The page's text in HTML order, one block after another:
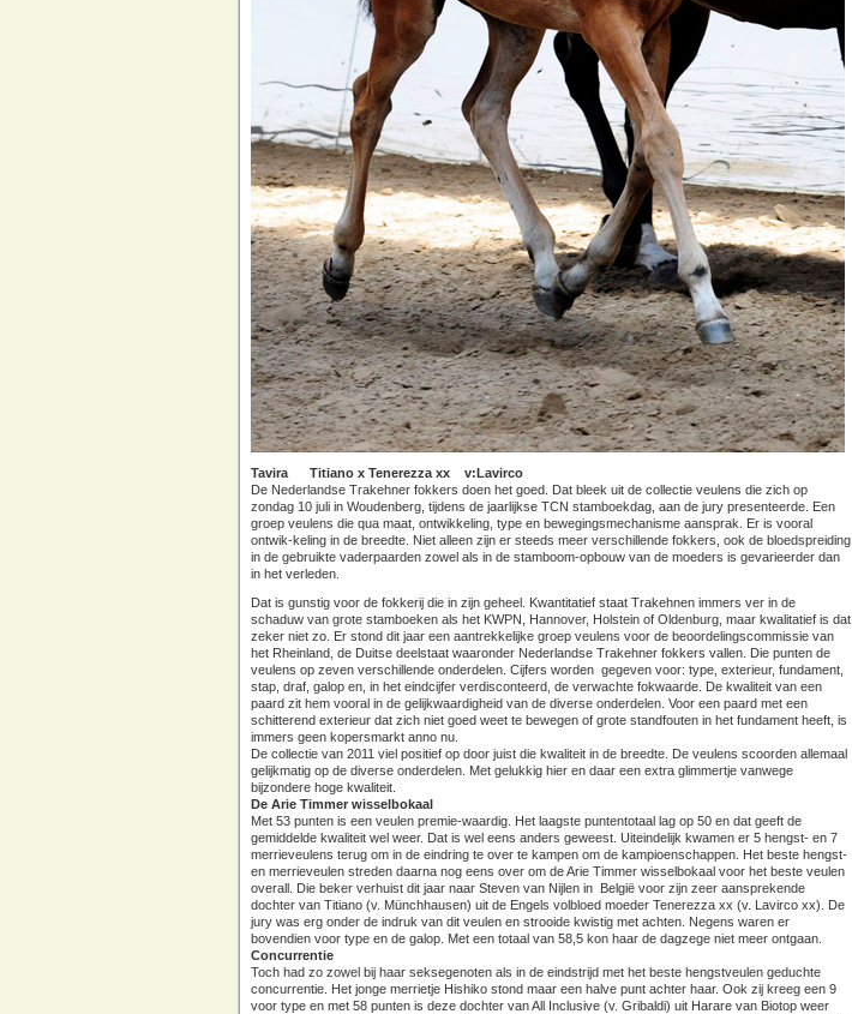
Tavira Titiano x Tenerezza xx v:Lavirco
De Nederlandse Trakehner fokkers doen het goed. Dat bleek uit de collectie veulens die zich op
zondag 10 juli in Woudenberg, tijdens de jaarlijkse TCN stamboekdag, aan de jury presenteerde. Een
groep veulens die qua maat, ontwikkeling, type en bewegingsmechanisme aansprak. Er is vooral
ontwik-keling in de breedte. Niet alleen zijn er steeds meer verschillende fokkers, ook de bloedspreiding
in de gebruikte vaderpaarden zowel als in de stamboom-opbouw van de moeders is gevarieerder dan
in het verleden.
Dat is gunstig voor de fokkerij die in zijn geheel. Kwantitatief staat Trakehnen immers ver in de
schaduw van grote stamboeken als het KWPN, Hannover, Holstein of Oldenburg, maar kwalitatief is dat
zeker niet zo. Er stond dit jaar een aantrekkelijke groep veulens voor de beoordelingscommissie van
het Rheinland, de Duitse deelstaat waaronder Nederlandse Trakehner fokkers vallen. Die punten de
veulens op zeven verschillende onderdelen. Cijfers worden gegeven voor: type, exterieur, fundament,
stap, draf, galop en, in het eindcijfer verdisconteerd, de verwachte fokwaarde. De kwaliteit van een
paard zit hem vooral in de gelijkwaardigheid van de diverse onderdelen. Voor een paard met een
schitterend exterieur dat zich niet goed weet te bewegen of grote standfouten in het fundament heeft, is
immers geen kopersmarkt anno nu.
De collectie van 2011 viel positief op door juist die kwaliteit in de breedte. De veulens scoorden allemaal
gelijkmatig op de diverse onderdelen. Met gelukkig hier en daar een extra glimmertje vanwege
bijzondere hoge kwaliteit.
De Arie Timmer wisselbokaal
Met 53 punten is een veulen premie-waardig. Het laagste puntentotaal lag op 50 en dat geeft de
gemiddelde kwaliteit wel weer. Dat is wel eens anders geweest. Uiteindelijk kwamen er 5 hengst- en 7
merrieveulens terug om in de eindring te over te kampen om de kampioenschappen. Het beste hengst-
en merrieveulen streden daarna nog eens over om de Arie Timmer wisselbokaal voor het beste veulen
overall. Die beker verhuist dit jaar naar Steven van Nijlen in België voor zijn zeer aansprekende
dochter van Titiano (v. Münchhausen) uit de Engels volbloed moeder Tenerezza xx (v. Lavirco xx). De
jury was erg onder de indruk van dit veulen en strooide kwistig met achten. Negens waren er
bovendien voor type en de galop. Met een totaal van 58,5 kon haar de dagzege niet meer ontgaan.
Concurrentie
Toch had zo zowel bij haar seksegenoten als in de eindstrijd met het beste hengstveulen geduchte
concurrentie. Het jonge merrietje Hishiko stond maar een halve punt achter haar. Ook zij kreeg een 9
voor type en met 58 punten is deze dochter van All Inclusive (v. Gribaldi) uit Harare van Biotop weer